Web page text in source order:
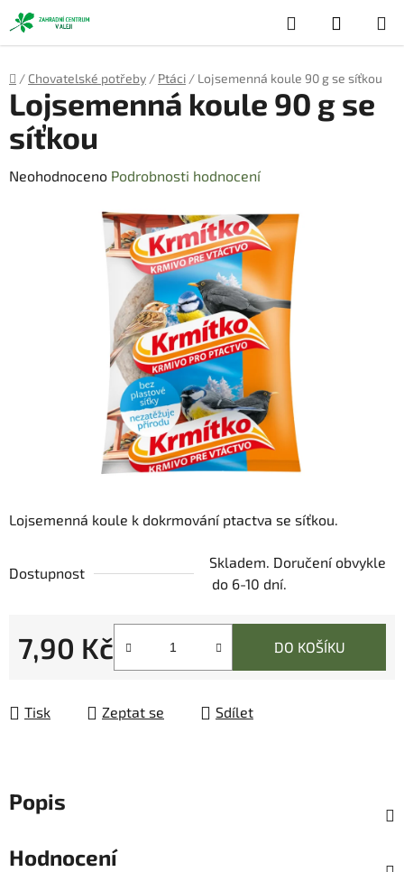
Přejít
na
obsah
Hledat
KOŠÍK
Domů
/ Chovatelské potřeby / Ptáci / Lojsemenná koule 90 g se síťkou
Lojsemenná koule k dokrmování ptactva se síťkou.
Dostupnost
Skladem. Doručení obvykle
do 6-10 dní.
7,90 Kč DO KOŠÍKU
Tisk Zeptat se Sdílet
Lojsemenná koule 90 g se
síťkou
Průměrné
Neohodnoceno Podrobnosti hodnocení
Popis
Hodnocení